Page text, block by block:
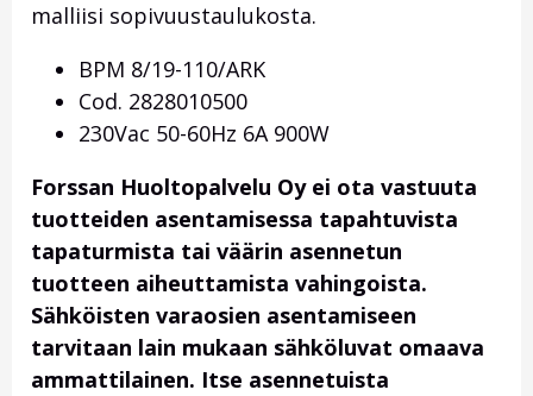
malliisi sopivuustaulukosta.
BPM 8/19-110/ARK
Cod. 2828010500
230Vac 50-60Hz 6A 900W
Forssan Huoltopalvelu Oy ei ota vastuuta
tuotteiden asentamisessa tapahtuvista
tapaturmista tai väärin asennetun
tuotteen aiheuttamista vahingoista.
Sähköisten varaosien asentamiseen
tarvitaan lain mukaan sähköluvat omaava
ammattilainen. Itse asennetuista